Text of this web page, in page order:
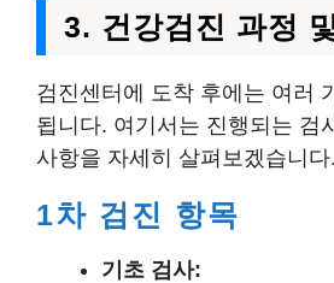
3. 건강검진 과정
검진센터에 도착 후에는 여러
됩니다. 여기서는 진행되는 검
사항을 자세히 살펴보겠습니다.
1차 검진 항목
기초 검사: